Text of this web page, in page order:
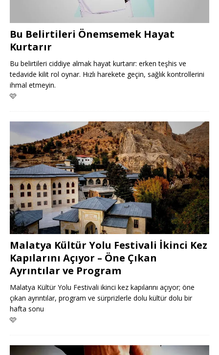
Bu Belirtileri Önemsemek Hayat
Kurtarır
Bu belirtileri ciddiye almak hayat kurtarır: erken teşhis ve
tedavide kilit rol oynar. Hızlı harekete geçin, sağlık kontrollerini
ihmal etmeyin.
🩷
Malatya Kültür Yolu Festivali İkinci Kez
Kapılarını Açıyor – Öne Çıkan
Ayrıntılar ve Program
Malatya Kültür Yolu Festivali ikinci kez kapılarını açıyor; öne
çıkan ayrıntılar, program ve sürprizlerle dolu kültür dolu bir
hafta sonu
🩷